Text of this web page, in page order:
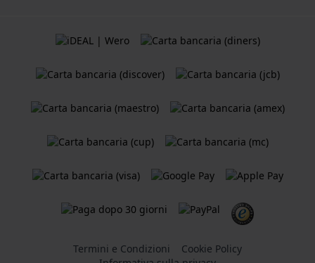
Termini e Condizioni
Cookie Policy